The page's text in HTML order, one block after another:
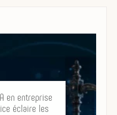
De la gouvernance des
données à l’architecture